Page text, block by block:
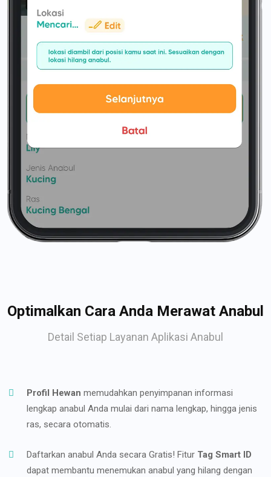
Optimalkan Cara Anda Merawat Anabul
Detail Setiap Layanan Aplikasi Anabul
Profil Hewan memudahkan penyimpanan informasi
lengkap anabul Anda mulai dari nama lengkap, hingga jenis
ras, secara otomatis.
Daftarkan anabul Anda secara Gratis! Fitur Tag Smart ID
dapat membantu menemukan anabul yang hilang dengan